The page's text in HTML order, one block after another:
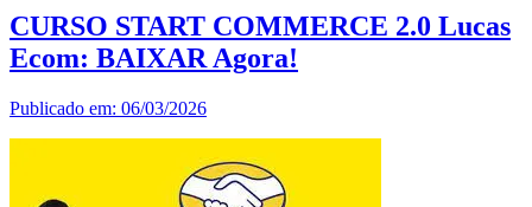
CURSO START COMMERCE 2.0 Lucas
Ecom: BAIXAR Agora!
Publicado em: 06/03/2026